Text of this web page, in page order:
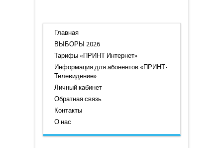
Главная
ВЫБОРЫ 2026
Тарифы «ПРИНТ Интернет»
Информация для абонентов «ПРИНТ-
Телевидение»
Личный кабинет
Обратная связь
Контакты
О нас